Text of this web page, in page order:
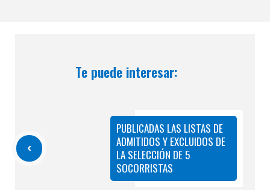
Te puede interesar:
PUBLICADAS LAS LISTAS DE
ADMITIDOS Y EXCLUIDOS DE
LA SELECCIÓN DE 5
SOCORRISTAS